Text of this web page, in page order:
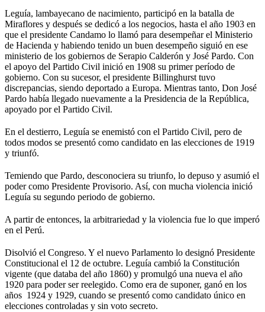
Leguía, lambayecano de nacimiento, participó en la batalla de
Miraflores y después se dedicó a los negocios, hasta el año 1903 en
que el presidente Candamo lo llamó para desempeñar el Ministerio
de Hacienda y habiendo tenido un buen desempeño siguió en ese
ministerio de los gobiernos de Serapio Calderón y José Pardo. Con
el apoyo del Partido Civil inició en 1908 su primer período de
gobierno. Con su sucesor, el presidente Billinghurst tuvo
discrepancias, siendo deportado a Europa. Mientras tanto, Don José
Pardo había llegado nuevamente a la Presidencia de la República,
apoyado por el Partido Civil.
En el destierro, Leguía se enemistó con el Partido Civil, pero de
todos modos se presentó como candidato en las elecciones de 1919
y triunfó.
Temiendo que Pardo, desconociera su triunfo, lo depuso y asumió el
poder como Presidente Provisorio. Así, con mucha violencia inició
Leguía su segundo periodo de gobierno.
A partir de entonces, la arbitrariedad y la violencia fue lo que imperó
en el Perú.
Disolvió el Congreso. Y el nuevo Parlamento lo designó Presidente
Constitucional el 12 de octubre. Leguía cambió la Constitución
vigente (que databa del año 1860) y promulgó una nueva el año
1920 para poder ser reelegido. Como era de suponer, ganó en los
años 1924 y 1929, cuando se presentó como candidato único en
elecciones controladas y sin voto secreto.